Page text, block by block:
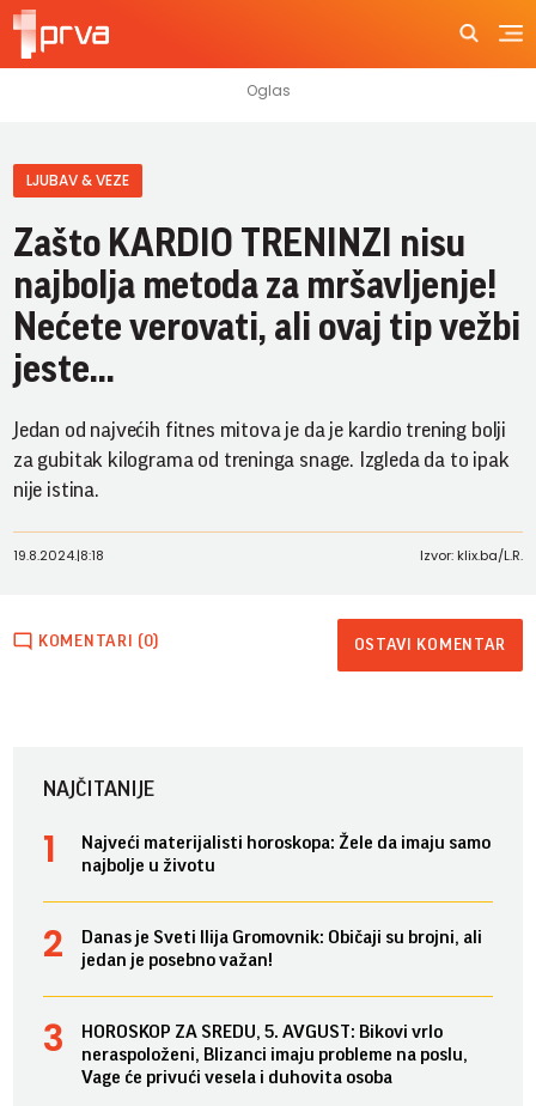
LJUBAV & VEZE
Zašto KARDIO TRENINZI nisu
najbolja metoda za mršavljenje!
Nećete verovati, ali ovaj tip vežbi
jeste...
Jedan od najvećih fitnes mitova je da je kardio trening bolji
za gubitak kilograma od treninga snage. Izgleda da to ipak
nije istina.
19.8.2024.|8:18 Izvor: klix.ba/L.R.
KOMENTARI (0) OSTAVI KOMENTAR
NAJČITANIJE
Najveći materijalisti horoskopa: Žele da imaju samo
najbolje u životu
Danas je Sveti Ilija Gromovnik: Običaji su brojni, ali
jedan je posebno važan!
HOROSKOP ZA SREDU, 5. AVGUST: Bikovi vrlo
neraspoloženi, Blizanci imaju probleme na poslu,
Vage će privući vesela i duhovita osoba